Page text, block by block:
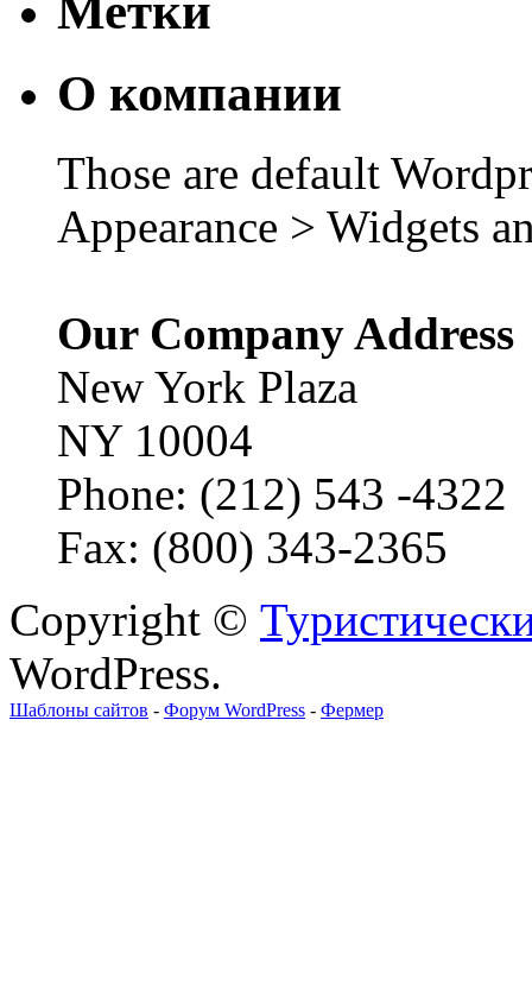
Метки
О компании
Those are default
Appearance > Widgets
Our Company Address
New York Plaza
NY 10004
Phone: (212) 543 -4322
Fax: (800) 343-2365
Copyright ©
WordPress.
Шаблоны сайтов - Форум WordPress - Фермер